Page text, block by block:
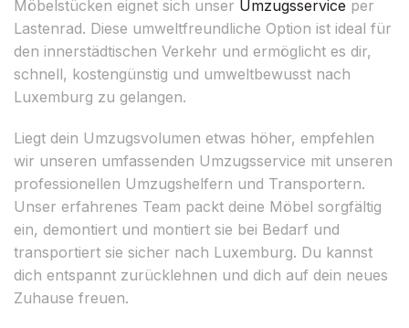
Möbelstücken eignet sich unser Umzugsservice per
Lastenrad. Diese umweltfreundliche Option ist ideal für
den innerstädtischen Verkehr und ermöglicht es dir,
schnell, kostengünstig und umweltbewusst nach
Luxemburg zu gelangen.
Liegt dein Umzugsvolumen etwas höher, empfehlen
wir unseren umfassenden Umzugsservice mit unseren
professionellen Umzugshelfern und Transportern.
Unser erfahrenes Team packt deine Möbel sorgfältig
ein, demontiert und montiert sie bei Bedarf und
transportiert sie sicher nach Luxemburg. Du kannst
dich entspannt zurücklehnen und dich auf dein neues
Zuhause freuen.